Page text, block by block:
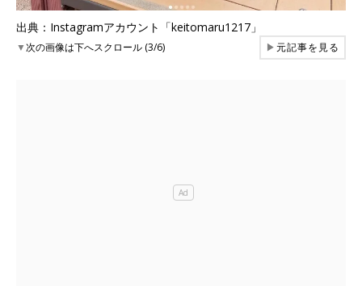
出典：Instagramアカウント「keitomaru1217」
▼次の画像は下へスクロール (3/6) ▶元記事を見る